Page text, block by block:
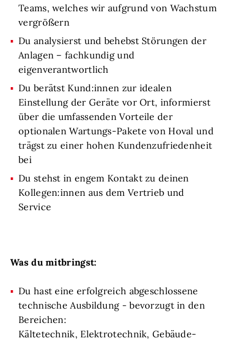
Teams, welches wir aufgrund von Wachstum
vergrößern
Du analysierst und behebst Störungen der
Anlagen – fachkundig und
eigenverantwortlich
Du berätst Kund:innen zur idealen
Einstellung der Geräte vor Ort, informierst
über die umfassenden Vorteile der
optionalen Wartungs-Pakete von Hoval und
trägst zu einer hohen Kundenzufriedenheit
bei
Du stehst in engem Kontakt zu deinen
Kollegen:innen aus dem Vertrieb und
Service
Was du mitbringst:
Du hast eine erfolgreich abgeschlossene
technische Ausbildung - bevorzugt in den
Bereichen:
Kältetechnik, Elektrotechnik, Gebäude-